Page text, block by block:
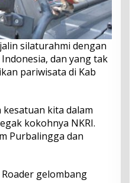
silaturahmi dengan
dan yang tak
pariwisata di Kab
kita dalam
kokohnya NKRI.
Purbalingga dan
gelombang